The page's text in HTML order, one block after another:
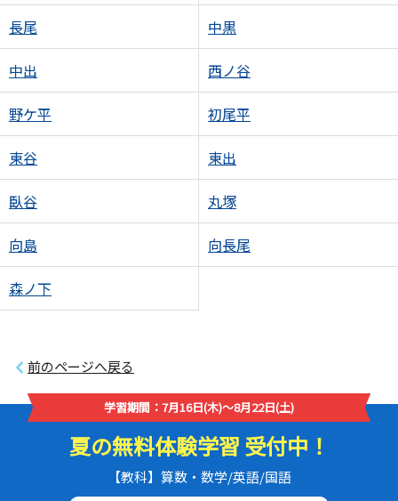
長尾 中黒
中出 西ノ谷
野ケ平 初尾平
東谷 東出
臥谷 丸塚
向島 向長尾
森ノ下
前のページへ戻る
学習期間：7月16日(木)～8月22日(土)
夏の無料体験学習 受付中！
【教科】算数・数学/英語/国語